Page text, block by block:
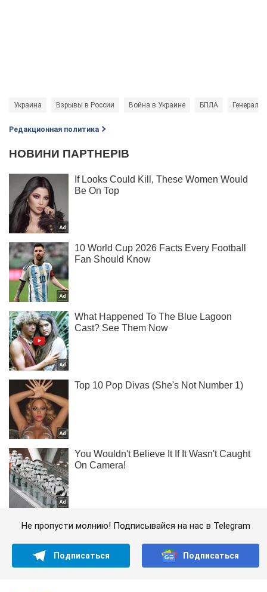
Украина Взрывы в России Война в Украине БПЛА
Редакционная политика
Не пропусти молнию! Подписывайся на нас в Telegram
Подписаться Подписаться